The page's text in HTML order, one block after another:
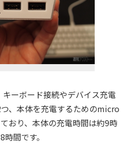
ーボード接続やデバイス充電
、本体を充電するためのmicro
おり、本体の充電時間は約9時
間です。